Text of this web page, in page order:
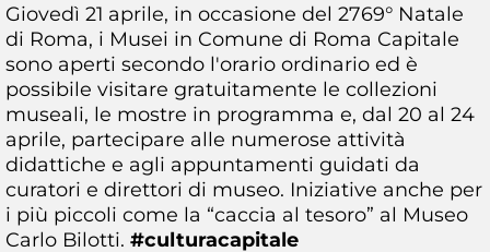
Giovedì 21 aprile, in occasione del 2769° Natale
di Roma, i Musei in Comune di Roma Capitale
sono aperti secondo l'orario ordinario ed è
possibile visitare gratuitamente le collezioni
museali, le mostre in programma e, dal 20 al 24
aprile, partecipare alle numerose attività
didattiche e agli appuntamenti guidati da
curatori e direttori di museo. Iniziative anche per
i più piccoli come la “caccia al tesoro” al Museo
Carlo Bilotti. #culturacapitale